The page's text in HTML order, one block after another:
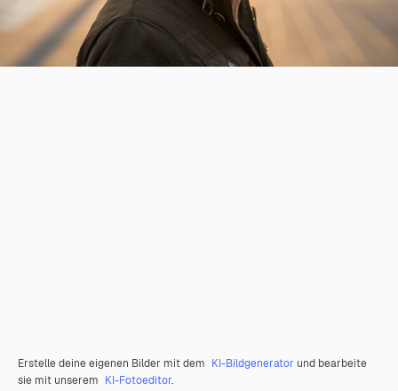
Erstelle deine eigenen Bilder mit dem KI-Bildgenerator und bearbeite
sie mit unserem KI-Fotoeditor.